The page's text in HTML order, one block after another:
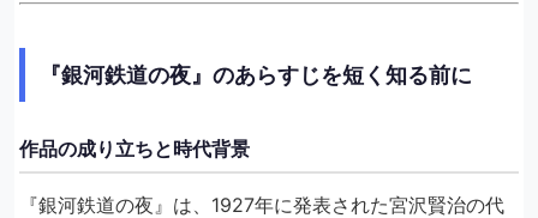
『銀河鉄道の夜』のあらすじを短く知る前に
作品の成り立ちと時代背景
『銀河鉄道の夜』は、1927年に発表された宮沢賢治の代